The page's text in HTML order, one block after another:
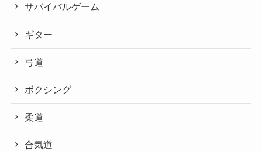
サバイバルゲーム
ギター
弓道
ボクシング
柔道
合気道